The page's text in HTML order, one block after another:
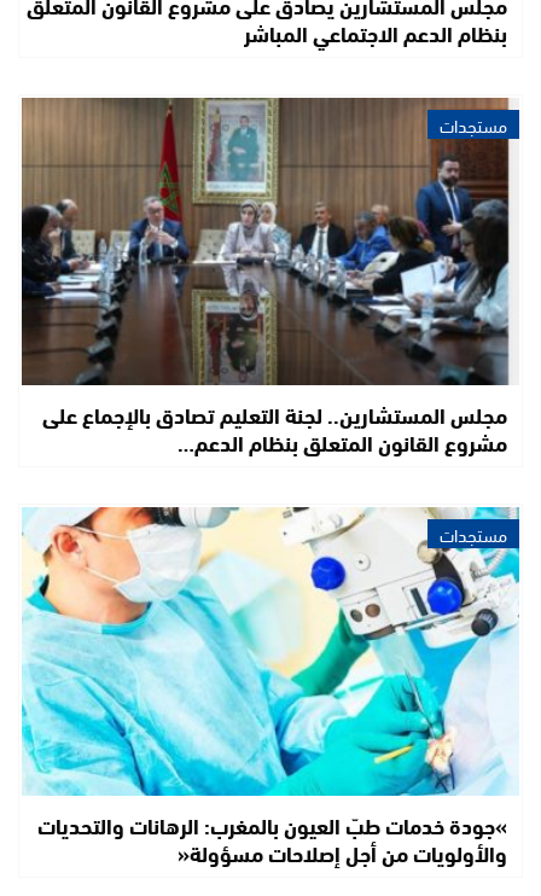
بنظام الدعم الاجتماعي المباشر
مستجدات
مجلس المستشارين.. لجنة التعليم تصادق بالإجماع على
مشروع القانون المتعلق بنظام الدعم…
مستجدات
»جودة خدمات طبّ العيون بالمغرب: الرهانات والتحديات
والأولويات من أجل إصلاحات مسؤولة«